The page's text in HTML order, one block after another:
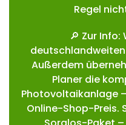
Regel
🔎 Zur
Außerdem
Planer die
Photovoltaikanlage
Online-Shop-Preis.